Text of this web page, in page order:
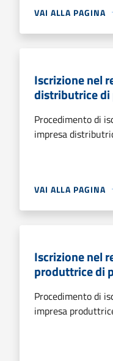
VAI ALLA PAGINA
Iscrizione nel
distributrice di
Procedimento di
impresa
VAI ALLA PAGINA
Iscrizione nel
produttrice di
Procedimento di
impresa